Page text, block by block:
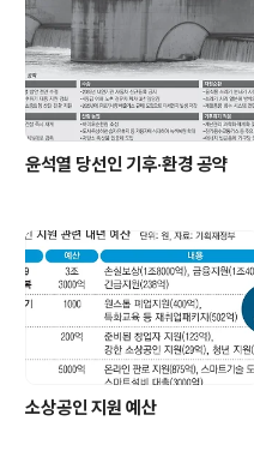
윤석열 당선인 기후·환경 공약
소상공인 지원 예산